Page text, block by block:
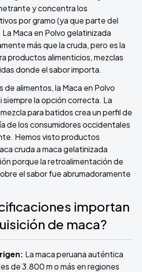
y concentra los
por gramo (ya que parte del
La Maca en Polvo gelatinizada
más que la cruda, pero es la
productos alimenticios, mezclas
donde el sabor importa.
de alimentos, la Maca en Polvo
siempre la opción correcta. La
para batidos crea un perfil de
de los consumidores occidentales
Hemos visto productos
cruda a maca gelatinizada
porque la retroalimentación de
el sabor fue abrumadoramente
importan
de maca?
La maca peruana auténtica
de 3.800 m o más en regiones